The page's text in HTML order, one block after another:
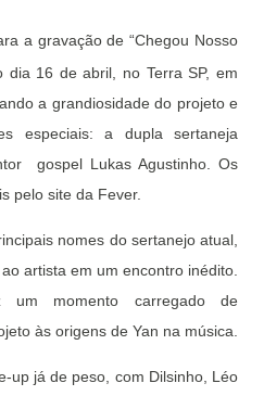
a gravação de “Chegou Nosso
dia 16 de abril, no Terra SP, em
a grandiosidade do projeto e
especiais: a dupla sertaneja
gospel Lukas Agustinho. Os
pelo site da Fever.
nomes do sertanejo atual,
artista em um encontro inédito.
um momento carregado de
às origens de Yan na música.
up já de peso, com Dilsinho, Léo